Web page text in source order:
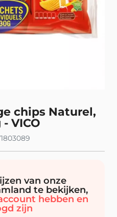
chips Naturel,
VICO
van onze
te bekijken,
hebben en
zijn